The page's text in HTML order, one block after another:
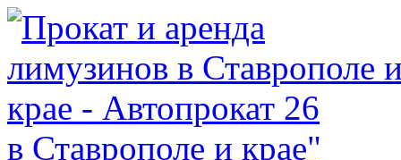
в Ставрополе и крае"